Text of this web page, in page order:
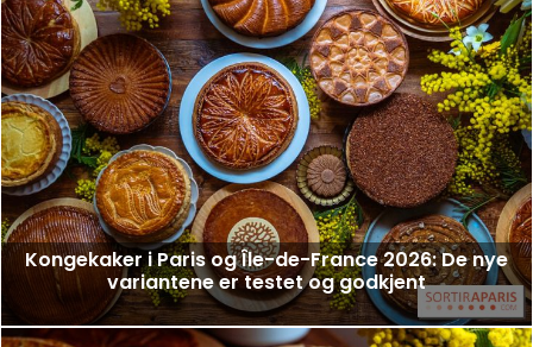
Kongekaker i Paris og Île-de-France 2026: De nye
variantene er testet og godkjent